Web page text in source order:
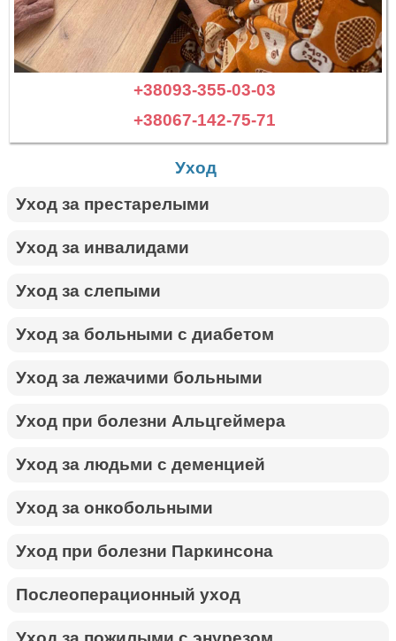
+38093-355-03-03
+38067-142-75-71
Уход
Уход за престарелыми
Уход за инвалидами
Уход за слепыми
Уход за больными с диабетом
Уход за лежачими больными
Уход при болезни Альцгеймера
Уход за людьми с деменцией
Уход за онкобольными
Уход при болезни Паркинсона
Послеоперационный уход